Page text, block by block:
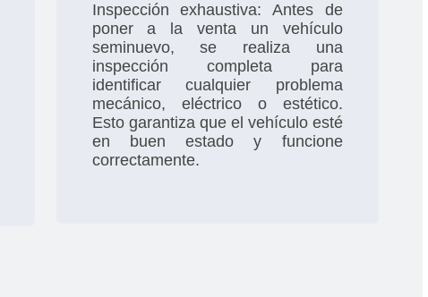
Inspección exhaustiva: Antes de
poner a la venta un vehículo
seminuevo, se realiza una
inspección completa para
identificar cualquier problema
mecánico, eléctrico o estético.
Esto garantiza que el vehículo esté
en buen estado y funcione
correctamente.